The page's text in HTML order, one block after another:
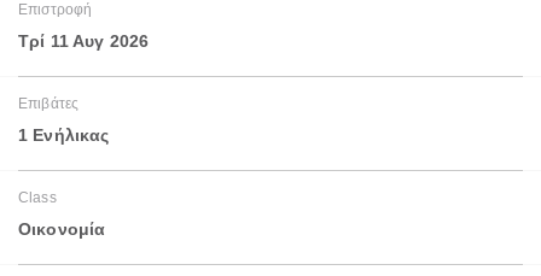
Επιστροφή
Τρί 11 Αυγ 2026
Επιβάτες
1 Ενήλικας
Class
Οικονομία